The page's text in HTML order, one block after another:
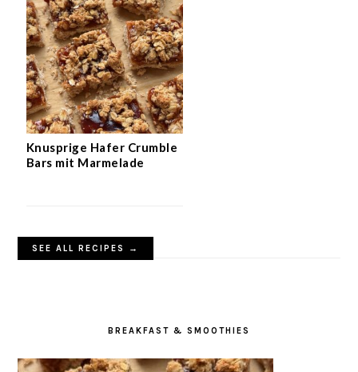
Knusprige Hafer Crumble
Bars mit Marmelade
SEE ALL RECIPES →
BREAKFAST & SMOOTHIES